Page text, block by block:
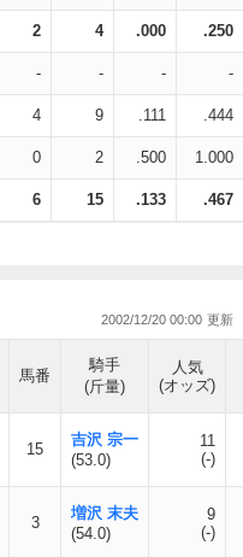
2 4 .000 .250
- - - -
4 9 .111 .444
0 2 .500 1.000
6 15 .133 .467
2002/12/20 00:00
馬番
騎手
(斤量)
人気
(オッズ)
15
吉沢 宗一
(53.0)
11
(-)
3
増沢 末夫
(54.0)
9
(-)